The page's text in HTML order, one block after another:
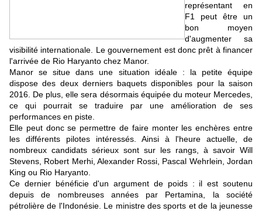
représentant en
F1 peut être un
bon moyen
d'augmenter sa
visibilité internationale. Le gouvernement est donc prêt à financer
l'arrivée de Rio Haryanto chez Manor.
Manor se situe dans une situation idéale : la petite équipe
dispose des deux derniers baquets disponibles pour la saison
2016. De plus, elle sera désormais équipée du moteur Mercedes,
ce qui pourrait se traduire par une amélioration de ses
performances en piste.
Elle peut donc se permettre de faire monter les enchères entre
les différents pilotes intéressés. Ainsi à l'heure actuelle, de
nombreux candidats sérieux sont sur les rangs, à savoir Will
Stevens, Robert Merhi, Alexander Rossi, Pascal Wehrlein, Jordan
King ou Rio Haryanto.
Ce dernier bénéficie d'un argument de poids : il est soutenu
depuis de nombreuses années par Pertamina, la société
pétrolière de l'Indonésie. Le ministre des sports et de la jeunesse